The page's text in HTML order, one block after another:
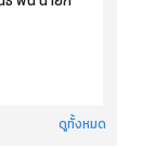
ดูทั้งหมด